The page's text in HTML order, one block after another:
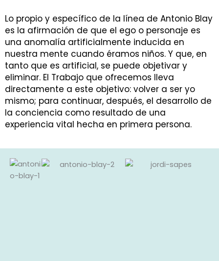
Lo propio y específico de la línea de Antonio Blay
es la afirmación de que el ego o personaje es
una anomalía artificialmente inducida en
nuestra mente cuando éramos niños. Y que, en
tanto que es artificial, se puede objetivar y
eliminar. El Trabajo que ofrecemos lleva
directamente a este objetivo: volver a ser yo
mismo; para continuar, después, el desarrollo de
la conciencia como resultado de una
experiencia vital hecha en primera persona.